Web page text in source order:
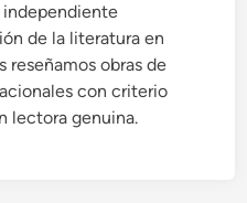
independiente
de la literatura en
reseñamos obras de
con criterio
lectora genuina.